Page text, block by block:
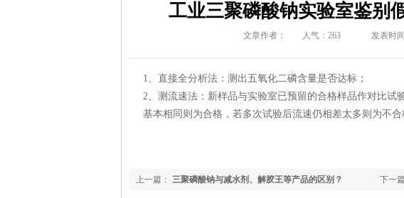
工业三聚磷酸钠实验室鉴别
文章作者： 人气： 263 发表时
1、直接全分析法：测出五氧化二磷含量是否达标；
2、测流速法：新样品与实验室已预留的合格样品作对比试
基本相同则为合格，若多次试验后流速仍相差太多则为不合
下一
上一篇： 三聚磷酸钠与减水剂、解胶王等产品的区别？